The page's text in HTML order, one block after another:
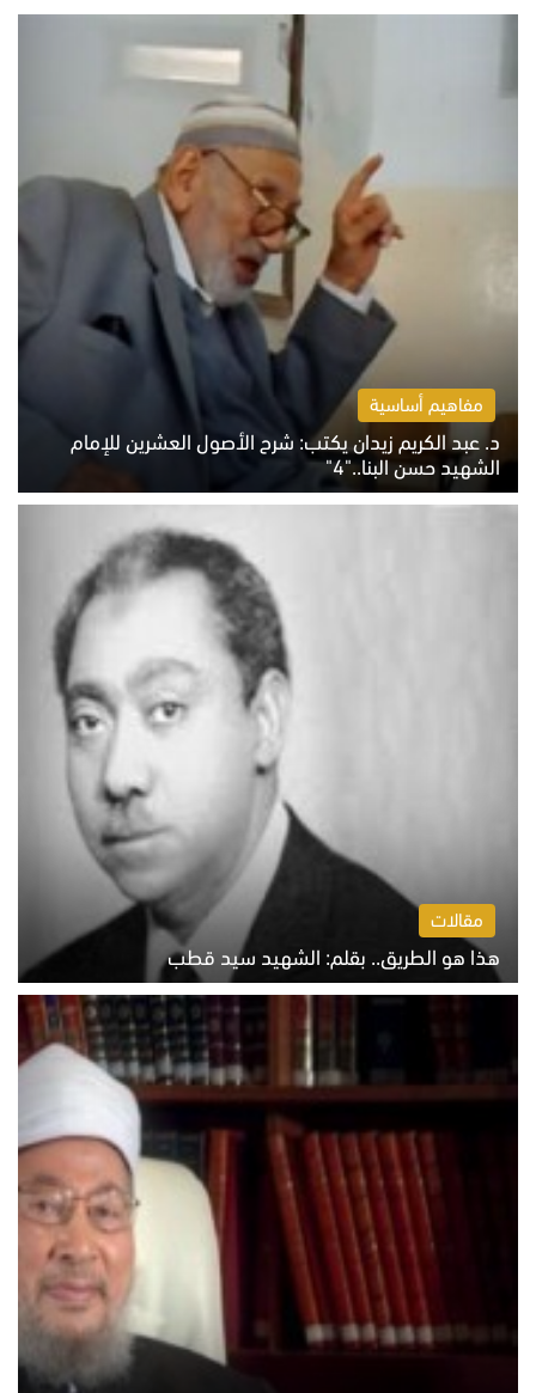
مفاهيم أساسية
د. عبد الكريم زيدان يكتب: شرح الأصول العشرين للإمام
الشهيد حسن البنا.."4"
الخميس 6 أغسطس 2026 10:27 ص
مقالات
هذا هو الطريق.. بقلم: الشهيد سيد قطب
الخميس 6 أغسطس 2026 10:52 ص